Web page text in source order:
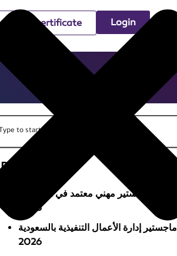
Check certificate Login
Recent Posts
أفضل ماجستير مهني معتمد في السعودية
2026
ماجستير إدارة الأعمال التنفيذية بالسعودية
2026